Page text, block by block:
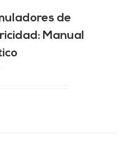
de
Manual